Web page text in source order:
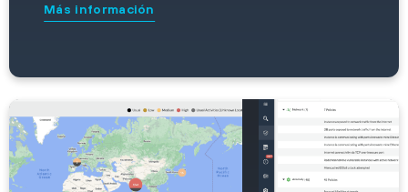
Más información